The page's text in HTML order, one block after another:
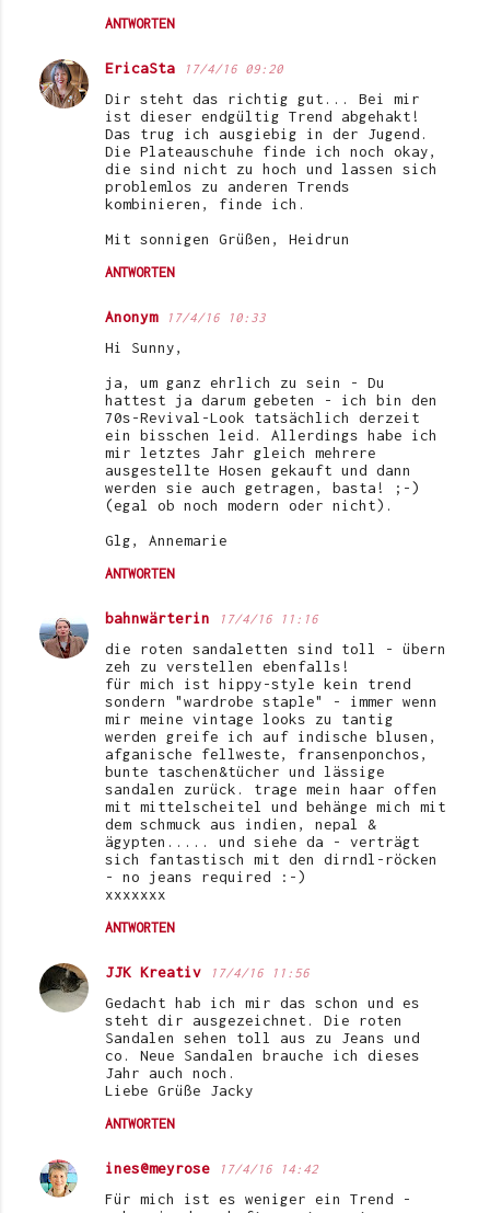
ANTWORTEN
EricaSta 17/4/16 09:20
Dir steht das richtig gut... Bei mir
ist dieser endgültig Trend abgehakt!
Das trug ich ausgiebig in der Jugend.
Die Plateauschuhe finde ich noch okay,
die sind nicht zu hoch und lassen sich
problemlos zu anderen Trends
kombinieren, finde ich.
Mit sonnigen Grüßen, Heidrun
ANTWORTEN
Anonym 17/4/16 10:33
Hi Sunny,
ja, um ganz ehrlich zu sein - Du
hattest ja darum gebeten - ich bin den
70s-Revival-Look tatsächlich derzeit
ein bisschen leid. Allerdings habe ich
mir letztes Jahr gleich mehrere
ausgestellte Hosen gekauft und dann
werden sie auch getragen, basta! ;-)
(egal ob noch modern oder nicht).
Glg, Annemarie
ANTWORTEN
bahnwärterin 17/4/16 11:16
die roten sandaletten sind toll - übern
zeh zu verstellen ebenfalls!
für mich ist hippy-style kein trend
sondern "wardrobe staple" - immer wenn
mir meine vintage looks zu tantig
werden greife ich auf indische blusen,
afganische fellweste, fransenponchos,
bunte taschen&tücher und lässige
sandalen zurück. trage mein haar offen
mit mittelscheitel und behänge mich mit
dem schmuck aus indien, nepal &
ägypten..... und siehe da - verträgt
sich fantastisch mit den dirndl-röcken
- no jeans required :-)
xxxxxxx
ANTWORTEN
JJK Kreativ 17/4/16 11:56
Gedacht hab ich mir das schon und es
steht dir ausgezeichnet. Die roten
Sandalen sehen toll aus zu Jeans und
co. Neue Sandalen brauche ich dieses
Jahr auch noch.
Liebe Grüße Jacky
ANTWORTEN
ines@meyrose 17/4/16 14:42
Für mich ist es weniger ein Trend -